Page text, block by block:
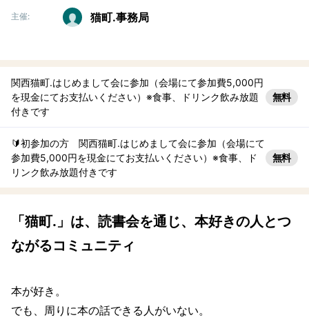
主催: 猫町.事務局
関西猫町.はじめまして会に参加（会場にて参加費5,000円
を現金にてお支払いください）※食事、ドリンク飲み放題
付きです
無料
🔰初参加の方 関西猫町.はじめまして会に参加（会場にて
参加費5,000円を現金にてお支払いください）※食事、ド
リンク飲み放題付きです
無料
「猫町.」は、読書会を通じ、本好きの人とつ
ながるコミュニティ
本が好き。
でも、周りに本の話できる人がいない。